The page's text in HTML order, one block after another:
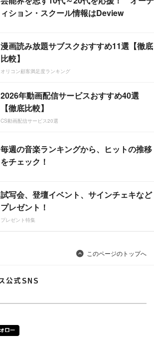
ィション・スクール情報はDeview
漫画読み放題サブスクおすすめ11選【徹底
比較】
オリコン顧客満足度ランキング
2026年動画配信サービスおすすめ40選
【徹底比較】
CS動画配信サービス20選
毎週の音楽ランキングから、ヒットの推移
をチェック！
試写会、登壇イベント、サインチェキなど
プレゼント！
プレゼント特集
このページのトップへ